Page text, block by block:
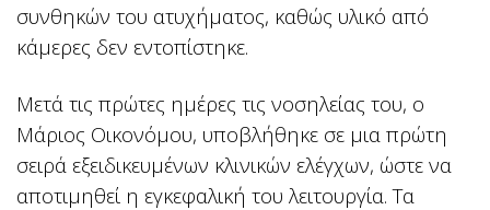
συνθηκών του ατυχήματος, καθώς υλικό από
κάμερες δεν εντοπίστηκε.
Μετά τις πρώτες ημέρες τις νοσηλείας του, ο
Μάριος Οικονόμου, υποβλήθηκε σε μια πρώτη
σειρά εξειδικευμένων κλινικών ελέγχων, ώστε να
αποτιμηθεί η εγκεφαλική του λειτουργία. Τα